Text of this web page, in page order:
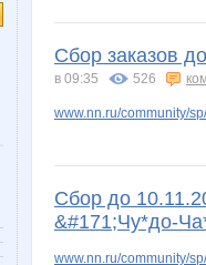
Julia1503
Сбор заказов
в 09:35 526
www.nn.ru/community/
Сбор до
&#171;Чу*до-
www.nn.ru/community/